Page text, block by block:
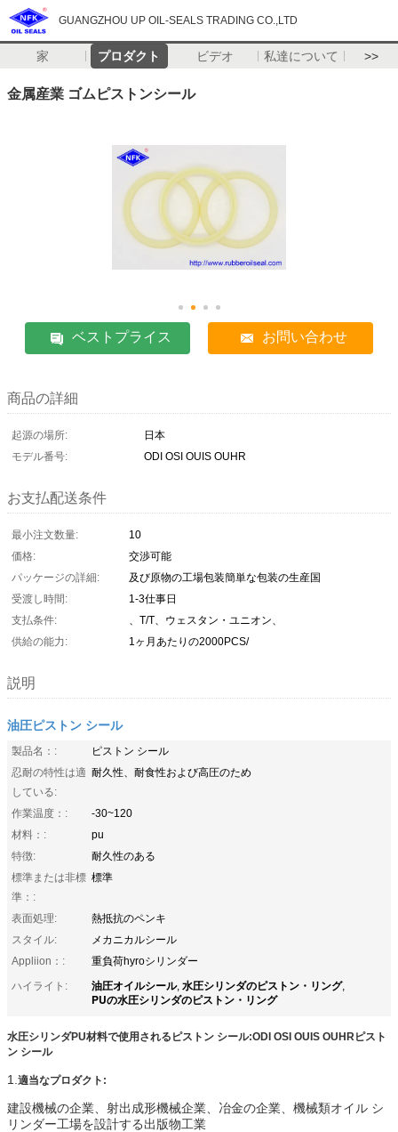
GUANGZHOU UP OIL-SEALS TRADING CO.,LTD
家 プロダクト ビデオ 私達について >>
金属産業 ゴムピストンシール
ベストプライス お問い合わせ
商品の詳細
起源の場所:
日本
モデル番号:
ODI OSI OUIS OUHR
お支払配送条件
最小注文数量:
10
価格:
交渉可能
パッケージの詳細:
及び原物の工場包装簡単な包装の生産国
受渡し時間:
1-3仕事日
支払条件:
、T/T、ウェスタン・ユニオン、
供給の能力:
1ヶ月あたりの2000PCS/
説明
油圧ピストン シール
製品名：:
ピストン シール
忍耐の特性は適
している:
耐久性、耐食性および高圧のため
作業温度：:
-30~120
材料：:
pu
特徴:
耐久性のある
標準または非標
準：:
標準
表面処理:
熱抵抗のペンキ
スタイル:
メカニカルシール
Appliion：:
重負荷hyroシリンダー
ハイライト:
油圧オイルシール, 水圧シリンダのピストン・リング,
PUの水圧シリンダのピストン・リング
水圧シリンダPU材料で使用されるピストン シール:ODI OSI OUIS OUHRピスト
ン シール
1. 適当なプロダクト:
建設機械の企業、射出成形機械企業、冶金の企業、機械類オイル シ
リンダー工場を設計する出版物工業